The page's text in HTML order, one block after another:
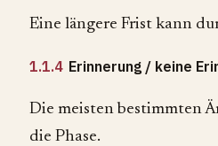
Eine längere Frist kann
1.1.4 Erinnerung / keine
Die meisten bestimmten
die Phase.